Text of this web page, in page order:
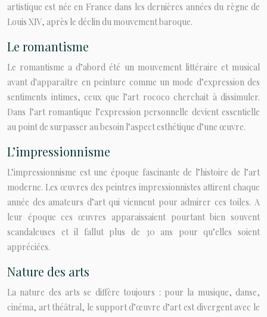
artistique est née en France dans les dernières années du règne de
Louis XIV, après le déclin du mouvement baroque.
Le romantisme
Le romantisme a d’abord été un mouvement littéraire et musical
avant d'apparaître en peinture comme un mode d’expression des
sentiments intimes, ceux que l’art rococo cherchait à dissimuler.
Dans l’art romantique l’expression personnelle devient essentielle
au point de surpasser au besoin l’aspect esthétique d’une œuvre.
L’impressionnisme
L’impressionnisme est une époque fascinante de l’histoire de l’art
moderne. Les œuvres des peintres impressionnistes attirent chaque
année des amateurs d’art qui viennent pour admirer ces toiles. A
leur époque ces œuvres apparaissaient pourtant bien souvent
scandaleuses et il fallut plus de 30 ans pour qu’elles soient
appréciées.
Nature des arts
La nature des arts se diffère toujours : pour la musique, danse,
cinéma, art théâtral, le support d’œuvre d’art est divergent avec le